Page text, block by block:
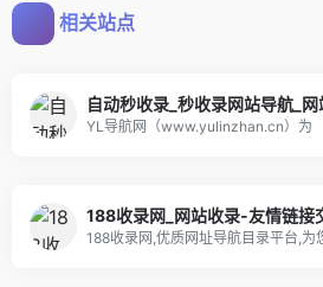
相关站点
自动秒收录_秒收录网站导航_
YL导航网（www.yulinzhan.cn）为
188收录网,优质网址导航目录平台,为